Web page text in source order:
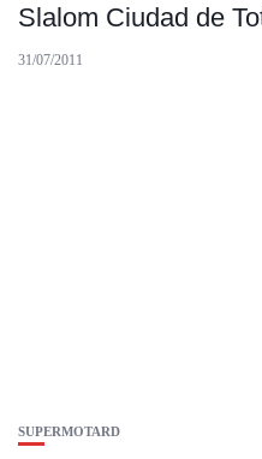
Slalom Ciudad de
31/07/2011
SUPERMOTARD